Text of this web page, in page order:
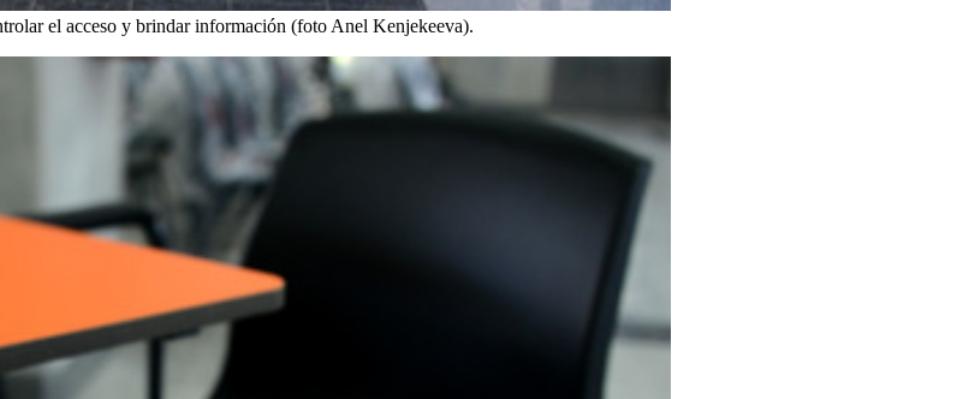
el acceso y brindar información (foto Anel Kenjekeeva).